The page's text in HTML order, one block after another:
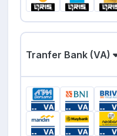
Tranfer Bank (VA)